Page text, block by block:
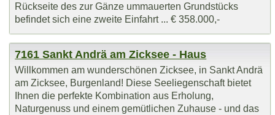
Rückseite des zur Gänze ummauerten Grundstücks
befindet sich eine zweite Einfahrt ... € 358.000,-
7161 Sankt Andrä am Zicksee - Haus
Willkommen am wunderschönen Zicksee, in Sankt Andrä
am Zicksee, Burgenland! Diese Seeliegenschaft bietet
Ihnen die perfekte Kombination aus Erholung,
Naturgenuss und einem gemütlichen Zuhause - und das